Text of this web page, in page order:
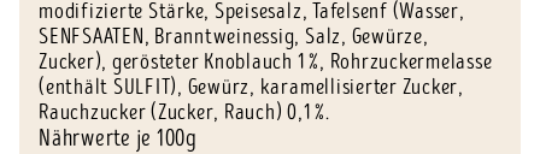
modifizierte Stärke, Speisesalz, Tafelsenf (Wasser,
SENFSAATEN, Branntweinessig, Salz, Gewürze,
Zucker), gerösteter Knoblauch 1 %, Rohrzuckermelasse
(enthält SULFIT), Gewürz, karamellisierter Zucker,
Rauchzucker (Zucker, Rauch) 0,1 %.
Nährwerte je 100g